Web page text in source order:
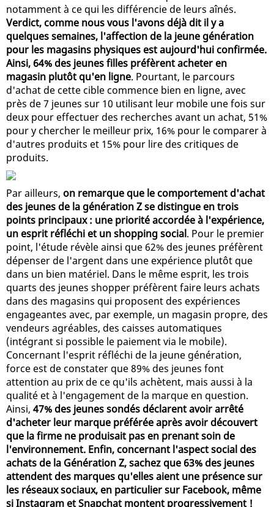
notamment à ce qui les différencie de leurs aînés.
Verdict, comme nous vous l'avons déjà dit il y a
quelques semaines, l'affection de la jeune génération
pour les magasins physiques est aujourd'hui confirmée.
Ainsi, 64% des jeunes filles préfèrent acheter en
magasin plutôt qu'en ligne. Pourtant, le parcours
d'achat de cette cible commence bien en ligne, avec
près de 7 jeunes sur 10 utilisant leur mobile une fois sur
deux pour effectuer des recherches avant un achat, 51%
pour y chercher le meilleur prix, 16% pour le comparer à
d'autres produits et 15% pour lire des critiques de
produits.
Par ailleurs, on remarque que le comportement d'achat
des jeunes de la génération Z se distingue en trois
points principaux : une priorité accordée à l'expérience,
un esprit réfléchi et un shopping social. Pour le premier
point, l'étude révèle ainsi que 62% des jeunes préfèrent
dépenser de l'argent dans une expérience plutôt que
dans un bien matériel. Dans le même esprit, les trois
quarts des jeunes shopper préfèrent faire leurs achats
dans des magasins qui proposent des expériences
engageantes avec, par exemple, un magasin propre, des
vendeurs agréables, des caisses automatiques
(intégrant si possible le paiement via le mobile).
Concernant l'esprit réfléchi de la jeune génération,
force est de constater que 89% des jeunes font
attention au prix de ce qu'ils achètent, mais aussi à la
qualité et à l'engagement de la marque en question.
Ainsi, 47% des jeunes sondés déclarent avoir arrêté
d'acheter leur marque préférée après avoir découvert
que la firme ne produisait pas en prenant soin de
l'environnement. Enfin, concernant l'aspect social des
achats de la Génération Z, sachez que 63% des jeunes
attendent des marques qu'elles aient une présence sur
les réseaux sociaux, en particulier sur Facebook, même
si Instagram et Snapchat montent progressivement !